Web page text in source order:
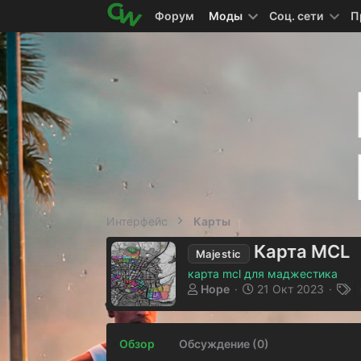
Форум Моды Соц. сети
Интерфейс Карты
Majestic Карта MCL
карта mcl для маджестика
А
р
Hope
Д
с
21 Окт 2023
Обзор Обсуждение (0)